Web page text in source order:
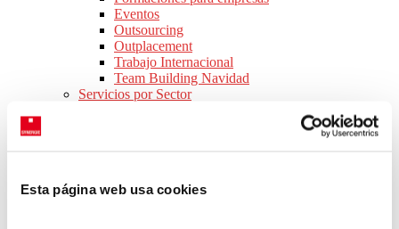
Esta página web usa cookies
Eventos
Outsourcing
Outplacement
Trabajo Internacional
Team Building Navidad
Servicios por Sector
Conócenos